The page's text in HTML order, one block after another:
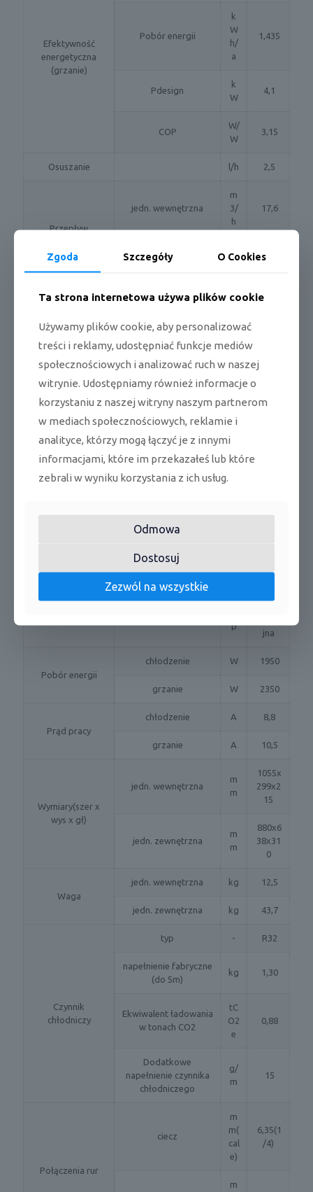
Efektywność
energetyczna
(grzanie)
Pobór energii
k
W
h/
a
1,435
Pdesign
k
W
4,1
COP
W/
W
3,15
Osuszanie l/h 2,5
Przepływ
jedn. wewnętrzna
m
3/
h
17,6
jedn. zewnętrzna
3/
50,0
Poziom mocy
dB
jedn. zewnętrzna
dB
Poziom ciśnienia
akustycznego
jedn. wewnętrzna
(wysoki/niski)
dB
(A)
jedn.
zewnętrzna(wysoki)
dB
(A)
chłodzenie
grzanie °C
240/50
p
jna
Pobór energii
chłodzenie W 1950
grzanie W 2350
Prąd pracy
chłodzenie A 8,8
grzanie A 10,5
Wymiary(szer x
wys x gł)
jedn. wewnętrzna
m
m
1055x
299x2
15
jedn. zewnętrzna
m
m
880x6
38x31
0
Waga
jedn. wewnętrzna kg 12,5
jedn. zewnętrzna kg 43,7
Czynnik
chłodniczy
typ - R32
napełnienie fabryczne
(do 5m)
kg 1,30
Ekwiwalent ładowania
w tonach CO2
tC
O2
e
0,88
Dodatkowe
napełnienie czynnika
chłodniczego
g/
m
15
Połączenia rur
ciecz
m
m(
cal
e)
6,35(1
/4)
m
Zgoda Szczegóły O Cookies
Ta strona internetowa używa plików cookie
Używamy plików cookie, aby personalizować
treści i reklamy, udostępniać funkcje mediów
społecznościowych i analizować ruch w naszej
witrynie. Udostępniamy również informacje o
korzystaniu z naszej witryny naszym partnerom
w mediach społecznościowych, reklamie i
analityce, którzy mogą łączyć je z innymi
informacjami, które im przekazałeś lub które
zebrali w wyniku korzystania z ich usług.
Odmowa
Dostosuj
Zezwól na wszystkie